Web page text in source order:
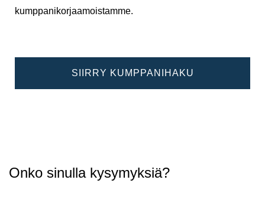
kumppanikorjaamoistamme.
SIIRRY KUMPPANIHAKU
Onko sinulla kysymyksiä?